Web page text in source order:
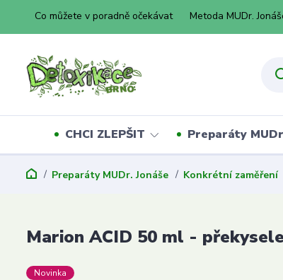
Co můžete v poradně očekávat Metoda MUDr.
CHCI ZLEPŠIT Preparáty
Preparáty MUDr. Jonáše Konkrétní zaměření
Marion ACID 50 ml -
Novinka